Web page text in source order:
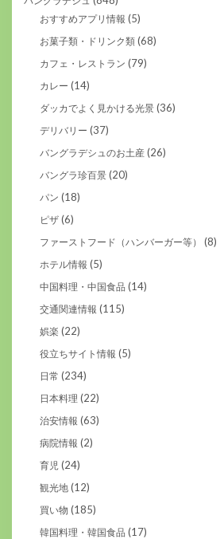
おすすめアプリ情報 (5)
お菓子類・ドリンク類 (68)
カフェ・レストラン (79)
カレー (14)
ダッカでよく見かける光景 (36)
デリバリー (37)
バングラデシュのお土産 (26)
バングラ珍百景 (20)
パン (18)
ピザ (6)
ファーストフード（ハンバーガー等） (8)
ホテル情報 (5)
中国料理・中国食品 (14)
交通関連情報 (115)
娯楽 (22)
役立ちサイト情報 (5)
日常 (234)
日本料理 (22)
治安情報 (63)
病院情報 (2)
育児 (24)
観光地 (12)
買い物 (185)
韓国料理・韓国食品 (17)